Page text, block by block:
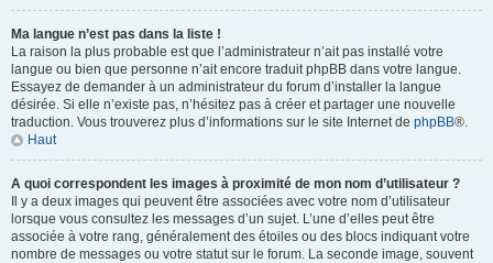
Ma langue n’est pas dans la liste !
La raison la plus probable est que l’administrateur n’ait pas installé votre
langue ou bien que personne n’ait encore traduit phpBB dans votre langue.
Essayez de demander à un administrateur du forum d’installer la langue
désirée. Si elle n’existe pas, n’hésitez pas à créer et partager une nouvelle
traduction. Vous trouverez plus d’informations sur le site Internet de phpBB®.
Haut
A quoi correspondent les images à proximité de mon nom d’utilisateur ?
Il y a deux images qui peuvent être associées avec votre nom d’utilisateur
lorsque vous consultez les messages d’un sujet. L’une d’elles peut être
associée à votre rang, généralement des étoiles ou des blocs indiquant votre
nombre de messages ou votre statut sur le forum. La seconde image, souvent